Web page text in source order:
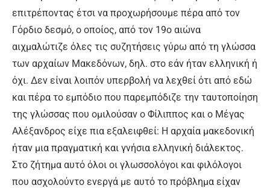
επιτρέποντας έτσι να προχωρήσουμε πέρα από τον
Γόρδιο δεσμό, ο οποίος, από τον 19ο αιώνα
αιχμαλώτιζε όλες τις συζητήσεις γύρω από τη γλώσσα
των αρχαίων Μακεδόνων, δηλ. στο εάν ήταν ελληνική ή
όχι. Δεν είναι λοιπόν υπερβολή να λεχθεί ότι από εδώ
και πέρα το εμπόδιο που παρεμπόδιζε την ταυτοποίηση
της γλώσσας που ομιλούσαν ο Φίλιππος και ο Μέγας
Αλέξανδρος είχε πια εξαλειφθεί: Η αρχαία μακεδονική
ήταν μια πραγματική και γνήσια ελληνική διάλεκτος.
Στο ζήτημα αυτό όλοι οι γλωσσολόγοι και φιλόλογοι
που ασχολούντο ενεργά με αυτό το πρόβλημα είχαν